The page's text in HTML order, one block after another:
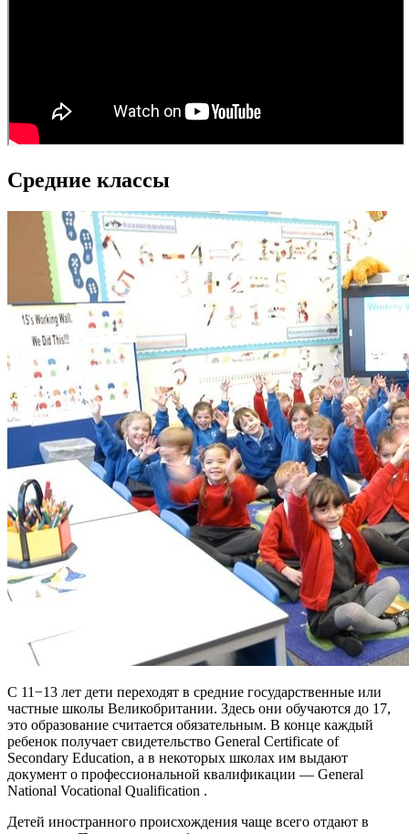
Средние классы
С 11−13 лет дети переходят в средние государственные или
частные школы Великобритании. Здесь они обучаются до 17,
это образование считается обязательным. В конце каждый
ребенок получает свидетельство General Certificate of
Secondary Education, а в некоторых школах им выдают
документ о профессиональной квалификации — General
National Vocational Qualification .
Детей иностранного происхождения чаще всего отдают в